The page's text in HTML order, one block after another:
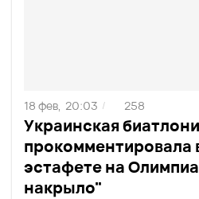
Украинская
прокомментировала
эстафете на
накрыло"
18 фев, 20:03 / 258